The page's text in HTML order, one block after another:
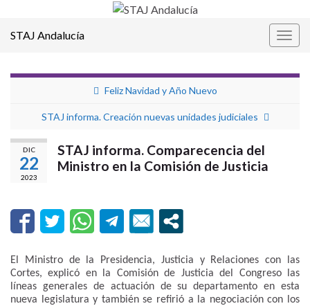
STAJ Andalucía
Feliz Navidad y Año Nuevo
STAJ informa. Creación nuevas unidades judiciales
DIC
22
2023
STAJ informa. Comparecencia del
Ministro en la Comisión de Justicia
El Ministro de la Presidencia, Justicia y Relaciones con las
Cortes, explicó en la Comisión de Justicia del Congreso las
líneas generales de actuación de su departamento en esta
nueva legislatura y también se refirió a la negociación con los